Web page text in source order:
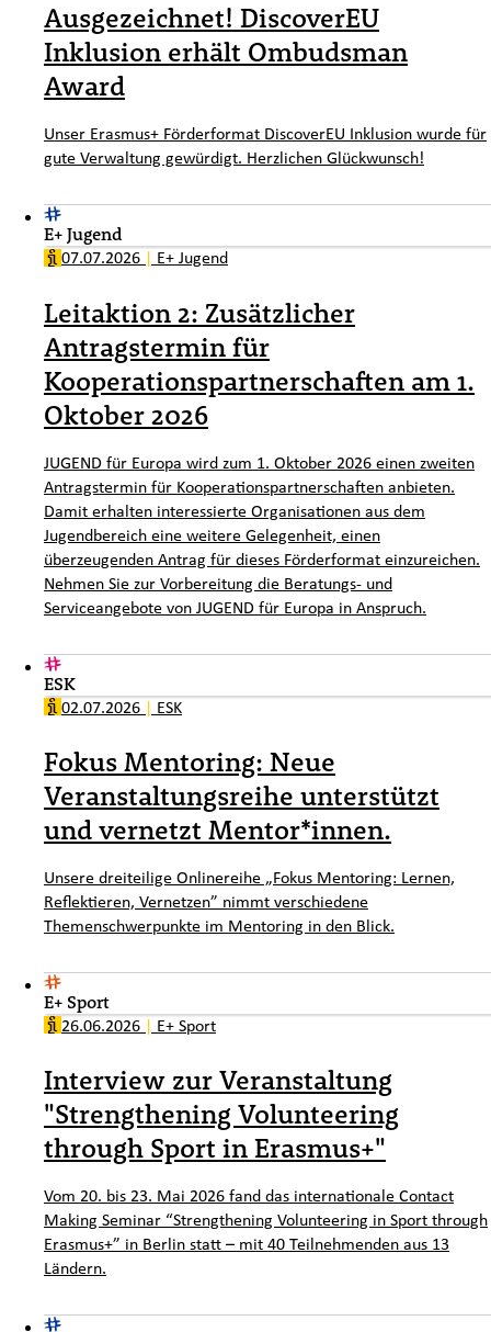
Ausgezeichnet! DiscoverEU
Inklusion erhält Ombudsman
Award
Unser Erasmus+ Förderformat DiscoverEU Inklusion wurde für
gute Verwaltung gewürdigt. Herzlichen Glückwunsch!
E+ Jugend
07.07.2026 | E+ Jugend
Leitaktion 2: Zusätzlicher
Antragstermin für
Kooperationspartnerschaften am 1.
Oktober 2026
JUGEND für Europa wird zum 1. Oktober 2026 einen zweiten
Antragstermin für Kooperationspartnerschaften anbieten.
Damit erhalten interessierte Organisationen aus dem
Jugendbereich eine weitere Gelegenheit, einen
überzeugenden Antrag für dieses Förderformat einzureichen.
Nehmen Sie zur Vorbereitung die Beratungs- und
Serviceangebote von JUGEND für Europa in Anspruch.
ESK
02.07.2026 | ESK
Fokus Mentoring: Neue
Veranstaltungsreihe unterstützt
und vernetzt Mentor*innen.
Unsere dreiteilige Onlinereihe „Fokus Mentoring: Lernen,
Reflektieren, Vernetzen” nimmt verschiedene
Themenschwerpunkte im Mentoring in den Blick.
E+ Sport
26.06.2026 | E+ Sport
Interview zur Veranstaltung
"Strengthening Volunteering
through Sport in Erasmus+"
Vom 20. bis 23. Mai 2026 fand das internationale Contact
Making Seminar “Strengthening Volunteering in Sport through
Erasmus+” in Berlin statt – mit 40 Teilnehmenden aus 13
Ländern.